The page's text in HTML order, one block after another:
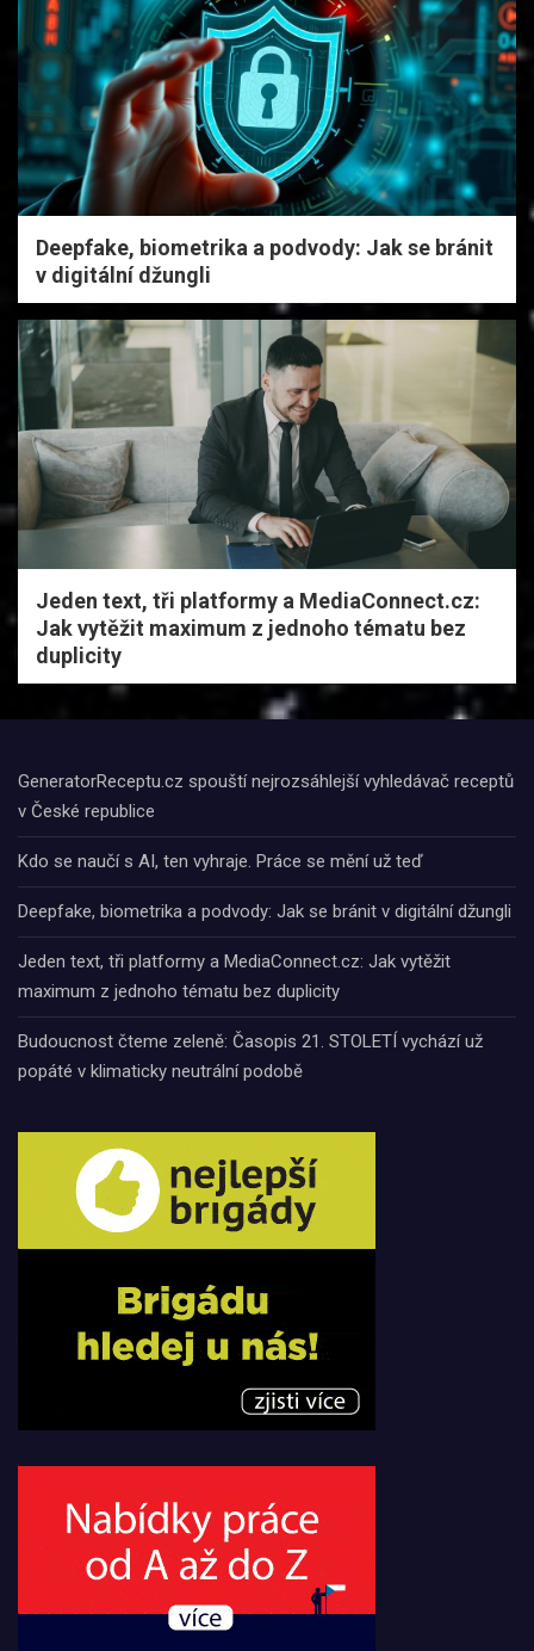
Deepfake, biometrika a podvody: Jak se bránit
v digitální džungli
Jeden text, tři platformy a MediaConnect.cz:
Jak vytěžit maximum z jednoho tématu bez
duplicity
GeneratorReceptu.cz spouští nejrozsáhlejší vyhledávač receptů
v České republice
Kdo se naučí s AI, ten vyhraje. Práce se mění už teď
Deepfake, biometrika a podvody: Jak se bránit v digitální džungli
Jeden text, tři platformy a MediaConnect.cz: Jak vytěžit
maximum z jednoho tématu bez duplicity
Budoucnost čteme zeleně: Časopis 21. STOLETÍ vychází už
popáté v klimaticky neutrální podobě